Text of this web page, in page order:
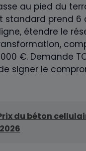
au pied du
prend 6 à
étendre le
€. Demande
signer le
du béton